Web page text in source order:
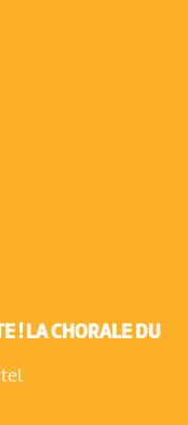
! LA CHORALE DU